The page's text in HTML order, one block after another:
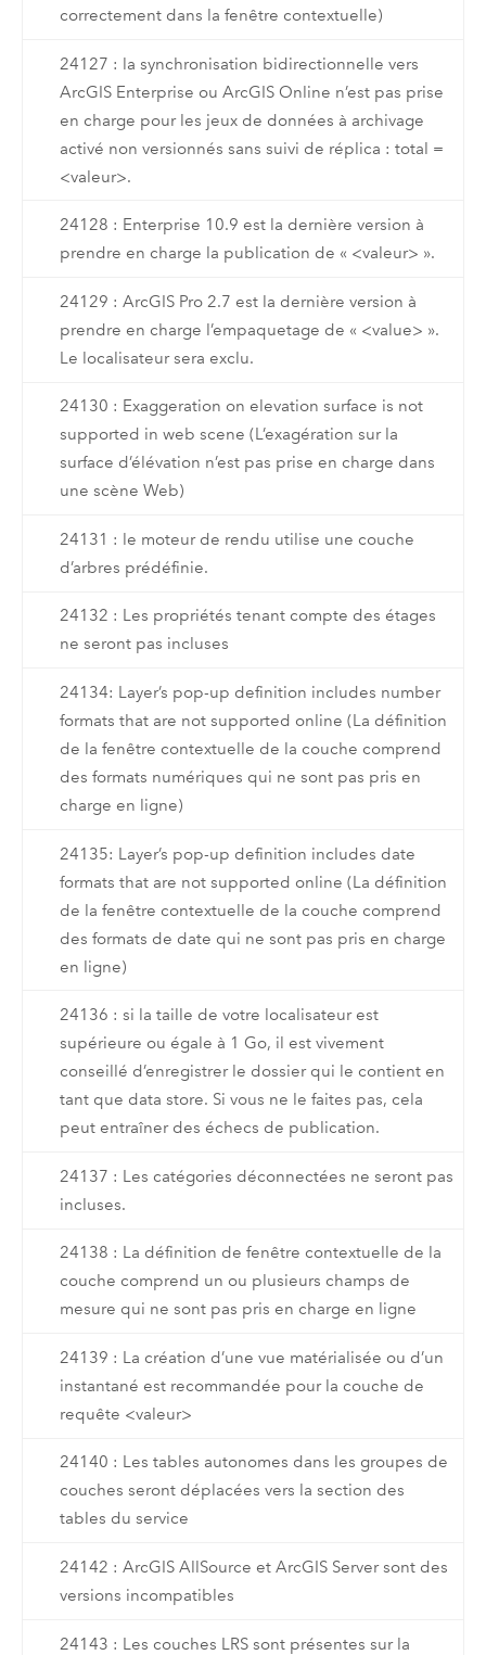
correctement dans la fenêtre contextuelle)
24127 : la synchronisation bidirectionnelle vers
ArcGIS Enterprise ou ArcGIS Online n’est pas prise
en charge pour les jeux de données à archivage
activé non versionnés sans suivi de réplica : total =
<valeur>.
24128 : Enterprise 10.9 est la dernière version à
prendre en charge la publication de « <valeur> ».
24129 : ArcGIS Pro 2.7 est la dernière version à
prendre en charge l’empaquetage de « <value> ».
Le localisateur sera exclu.
24130 : Exaggeration on elevation surface is not
supported in web scene (L’exagération sur la
surface d’élévation n’est pas prise en charge dans
une scène Web)
24131 : le moteur de rendu utilise une couche
d’arbres prédéfinie.
24132 : Les propriétés tenant compte des étages
ne seront pas incluses
24134: Layer’s pop-up definition includes number
formats that are not supported online (La définition
de la fenêtre contextuelle de la couche comprend
des formats numériques qui ne sont pas pris en
charge en ligne)
24135: Layer’s pop-up definition includes date
formats that are not supported online (La définition
de la fenêtre contextuelle de la couche comprend
des formats de date qui ne sont pas pris en charge
en ligne)
24136 : si la taille de votre localisateur est
supérieure ou égale à 1 Go, il est vivement
conseillé d’enregistrer le dossier qui le contient en
tant que data store. Si vous ne le faites pas, cela
peut entraîner des échecs de publication.
24137 : Les catégories déconnectées ne seront pas
incluses.
24138 : La définition de fenêtre contextuelle de la
couche comprend un ou plusieurs champs de
mesure qui ne sont pas pris en charge en ligne
24139 : La création d’une vue matérialisée ou d’un
instantané est recommandée pour la couche de
requête <valeur>
24140 : Les tables autonomes dans les groupes de
couches seront déplacées vers la section des
tables du service
24142 : ArcGIS AllSource et ArcGIS Server sont des
versions incompatibles
24143 : Les couches LRS sont présentes sur la